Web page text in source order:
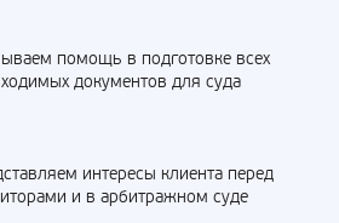
помощь в подготовке всех
документов для суда
интересы клиента перед
и в арбитражном суде